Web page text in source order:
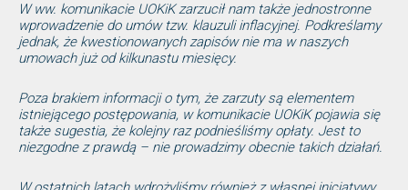
W ww. komunikacie UOKiK zarzucił nam także jednostronne
wprowadzenie do umów tzw. klauzuli inflacyjnej. Podkreślamy
jednak, że kwestionowanych zapisów nie ma w naszych
umowach już od kilkunastu miesięcy.
Poza brakiem informacji o tym, że zarzuty są elementem
istniejącego postępowania, w komunikacie UOKiK pojawia się
także sugestia, że kolejny raz podnieśliśmy opłaty. Jest to
niezgodne z prawdą – nie prowadzimy obecnie takich działań.